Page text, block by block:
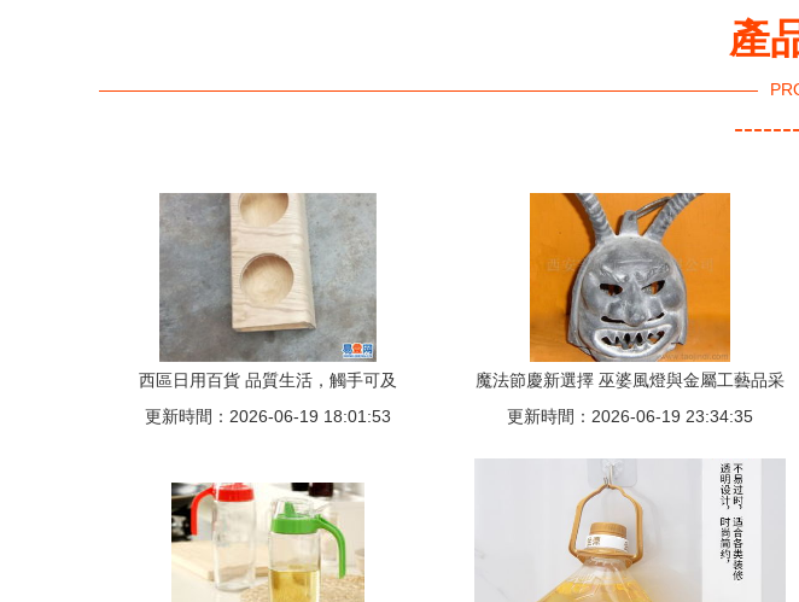
產
西區日用百貨 品質生活，觸手可及
更新時間：2026-06-19 18:01:53
魔法節慶新選擇 巫婆風燈與金屬工藝品采
購指南
更新時間：2026-06-19 23:34:35